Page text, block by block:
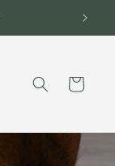
Warenkorb